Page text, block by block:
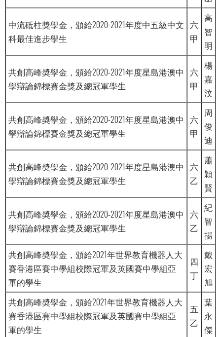
中流砥柱獎學金，頒給2020-2021年度中五級中文
科最佳進步學生
六
甲
高
智
明
共創高峰奬學金，頒給2020-2021年度星島港澳中
學辯論錦標賽金獎及總冠軍學生
六
甲
楊
嘉
汶
共創高峰奬學金，頒給2020-2021年度星島港澳中
學辯論錦標賽金獎及總冠軍學生
六
甲
周
俊
迪
共創高峰奬學金，頒給2020-2021年度星島港澳中
學辯論錦標賽金獎及總冠軍學生
六
乙
蕭
穎
賢
共創高峰奬學金，頒給2020-2021年度星島港澳中
學辯論錦標賽金獎及總冠軍學生
六
乙
紀
智
揚
共創高峰奬學金，頒給2021年世界教育機器人大
賽香港區賽中學組校際冠軍及英國賽中學組亞
軍的學生
四
丁
戴
宏
旭
共創高峰奬學金，頒給2021年世界教育機器人大
賽香港區賽中學組校際冠軍及英國賽中學組亞
軍的學生
五
乙
葉
永
傑